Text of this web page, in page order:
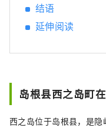
结语
延伸阅读
岛根县西之岛町在
西之岛位于岛根县，是